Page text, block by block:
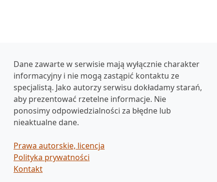
Dane zawarte w serwisie mają wyłącznie charakter
informacyjny i nie mogą zastąpić kontaktu ze
specjalistą. Jako autorzy serwisu dokładamy starań,
aby prezentować rzetelne informacje. Nie
ponosimy odpowiedzialności za błędne lub
nieaktualne dane.
Prawa autorskie, licencja
Polityka prywatności
Kontakt